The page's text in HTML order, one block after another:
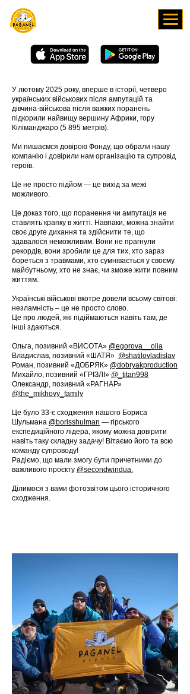
У лютому 2025 року, вперше в історії, четверо
українських військових після ампутацій та
дівчина-військова після важких поранень
підкорили найвищу вершину Африки, гору
Кіліманджаро (5 895 метрів).
Ми пишаємся довірою Фонду, що обрали нашу
компанію і довірили нам організацію та супровід
героїв.
Це не просто підйом — це вихід за межі
можливого.
Це доказ того, що поранення чи ампутація не
ставлять крапку в житті. Навпаки, можна знайти
своє друге дихання та здійснити те, що
здавалося неможливим. Вони не прагнули
рекордів, вони зробили це для тих, хто зараз
бореться з травмами, хто сумнівається у своєму
майбутньому, хто не знає, чи зможе жити повним
життям.
Українські військові вкотре довели всьому світові:
незламність – це не просто слово.
Це про людей, які підіймаються навіть там, де
інші здаються.
Ольга, позивний «ВИСОТА» @egorova__olia
Владислав, позивний «ШАТЯ» @shatilovladislav
Роман, позивний «ДОБРЯК» @dobryakproduction
Михайло, позивний «ГРІЗЛІ» @_titan998
Олександр, позивний «РАГНАР»
@the_mikhovy_family
Це було 33-є сходження нашого Бориса
Шульмана @borisshulman — гірського
експедиційного лідера, якому можна довірити
навіть таку складну задачу! Вітаємо його та всю
команду супроводу!
Радіємо, що мали змогу бути причетними до
важливого проєкту @secondwindua.
Ділимося з вами фотозвітом цього історичного
сходження.